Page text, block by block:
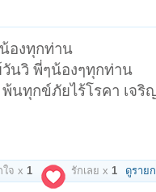
องทุกท่าน
นวิ พี่ๆน้องๆทุกท่าน
ทุกข์ภัยไร้โรคา เจริ
ใจ x 1 รักเลย x 1 ดูราย